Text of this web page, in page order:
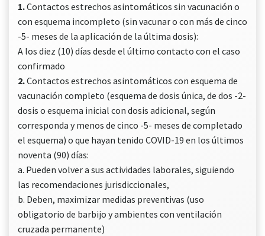
1.Contactos estrechos asintomáticos sin vacunación o
con esquema incompleto (sin vacunar o con más de cinco
-5- meses de la aplicación de la última dosis):
A los diez (10) días desde el último contacto con el caso
confirmado
2.Contactos estrechos asintomáticos con esquema de
vacunación completo (esquema de dosis única, de dos -2-
dosis o esquema inicial con dosis adicional, según
corresponda y menos de cinco -5- meses de completado
el esquema) o que hayan tenido COVID-19 en los últimos
noventa (90) días:
a. Pueden volver a sus actividades laborales, siguiendo
las recomendaciones jurisdiccionales,
b. Deben, maximizar medidas preventivas (uso
obligatorio de barbijo y ambientes con ventilación
cruzada permanente)